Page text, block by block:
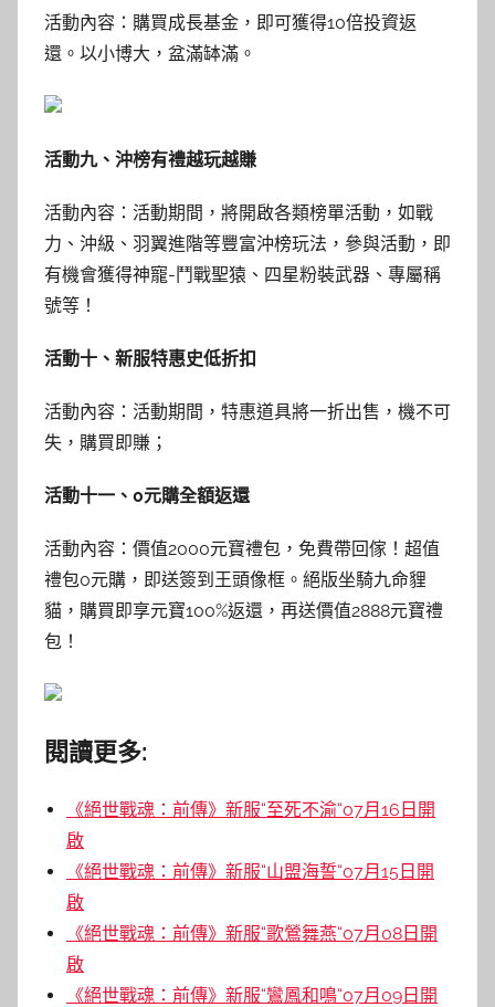
活動內容：購買成長基金，即可獲得10倍投資返
還。以小博大，盆滿缽滿。
活動九、沖榜有禮越玩越賺
活動內容：活動期間，將開啟各類榜單活動，如戰
力、沖級、羽翼進階等豐富沖榜玩法，參與活動，即
有機會獲得神寵-鬥戰聖猿、四星粉裝武器、專屬稱
號等！
活動十、新服特惠史低折扣
活動內容：活動期間，特惠道具將一折出售，機不可
失，購買即賺；
活動十一、0元購全額返還
活動內容：價值2000元寶禮包，免費帶回傢！超值
禮包0元購，即送簽到王頭像框。絕版坐騎九命貍
貓，購買即享元寶100%返還，再送價值2888元寶禮
包！
閱讀更多:
《絕世戰魂：前傳》新服“至死不渝“07月16日開
啟
《絕世戰魂：前傳》新服“山盟海誓“07月15日開
啟
《絕世戰魂：前傳》新服“歌鶯舞燕“07月08日開
啟
《絕世戰魂：前傳》新服“鸞鳳和鳴“07月09日開